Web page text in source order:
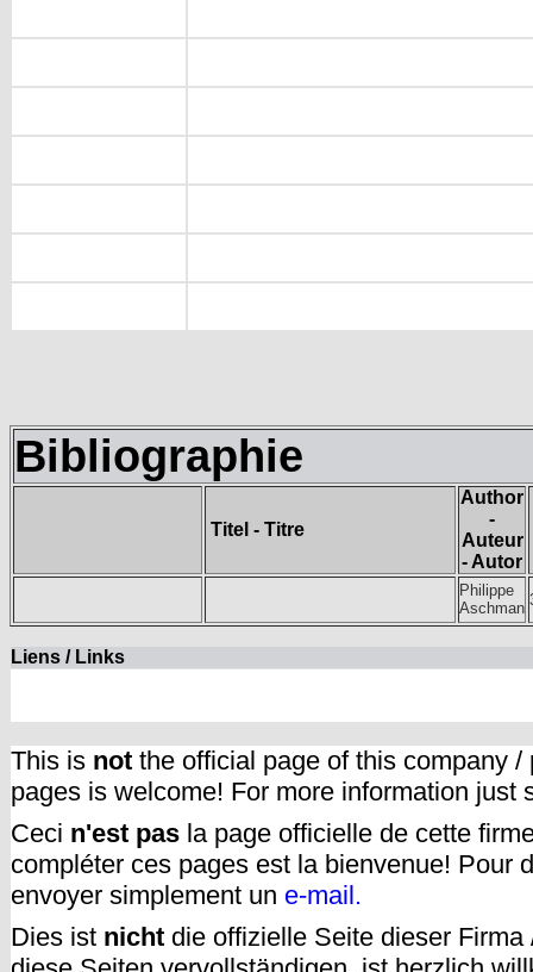
Bibliographie
Titel - Titre
Author
-
Auteur
- Autor
Philippe
Aschman
Liens / Links
This is not the official page of this company
pages is welcome! For more information just
Ceci n'est pas la page officielle de cette
compléter ces pages est la bienvenue! Pour
envoyer simplement un e-mail.
Dies ist nicht die offizielle Seite dieser